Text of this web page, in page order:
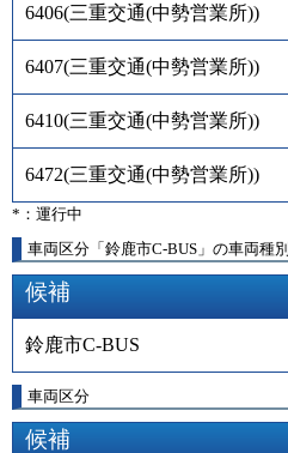
6406(三重交通(中勢営業所))
6407(三重交通(中勢営業所))
6410(三重交通(中勢営業所))
6472(三重交通(中勢営業所))
*：運行中
車両区分「鈴鹿市C-BUS」の車両種別
候補
鈴鹿市C-BUS
車両区分
候補